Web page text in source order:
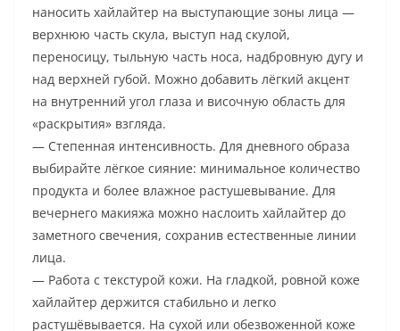
наносить хайлайтер на выступающие зоны лица —
верхнюю часть скула, выступ над скулой,
переносицу, тыльную часть носа, надбровную дугу и
над верхней губой. Можно добавить лёгкий акцент
на внутренний угол глаза и височную область для
«раскрытия» взгляда.
— Степенная интенсивность. Для дневного образа
выбирайте лёгкое сияние: минимальное количество
продукта и более влажное растушевывание. Для
вечернего макияжа можно наслоить хайлайтер до
заметного свечения, сохранив естественные линии
лица.
— Работа с текстурой кожи. На гладкой, ровной коже
хайлайтер держится стабильно и легко
растушёвывается. На сухой или обезвоженной коже